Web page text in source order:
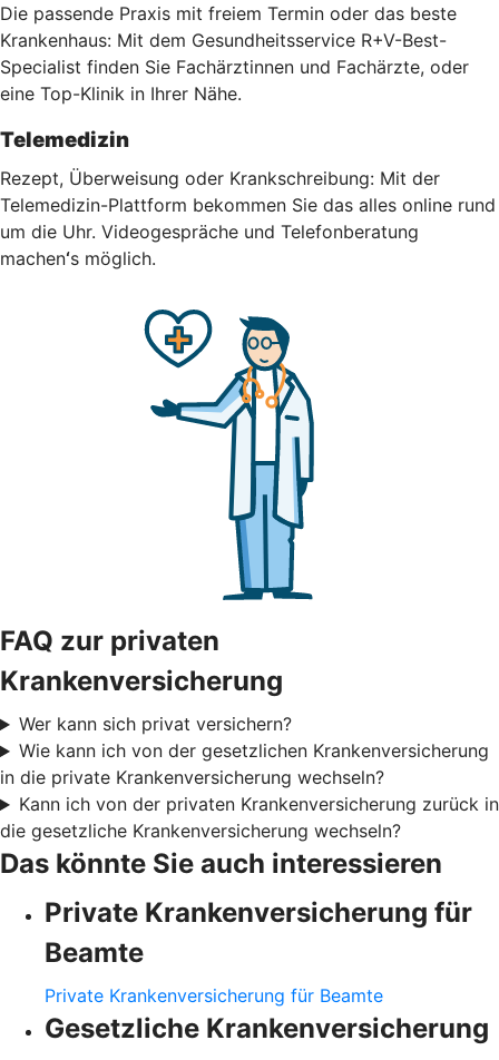
Die passende Praxis mit freiem Termin oder das beste
Krankenhaus: Mit dem Gesundheitsservice R+V-Best-
Specialist finden Sie Fachärztinnen und Fachärzte, oder
eine Top-Klinik in Ihrer Nähe.
Telemedizin
Rezept, Überweisung oder Krankschreibung: Mit der
Telemedizin-Plattform bekommen Sie das alles online rund
um die Uhr. Videogespräche und Telefonberatung
machen‘s möglich.
FAQ zur privaten
Krankenversicherung
Wer kann sich privat versichern?
Wie kann ich von der gesetzlichen Krankenversicherung
in die private Krankenversicherung wechseln?
Kann ich von der privaten Krankenversicherung zurück in
die gesetzliche Krankenversicherung wechseln?
Das könnte Sie auch interessieren
Private Krankenversicherung für
Beamte
Private Krankenversicherung für Beamte
Gesetzliche Krankenversicherung